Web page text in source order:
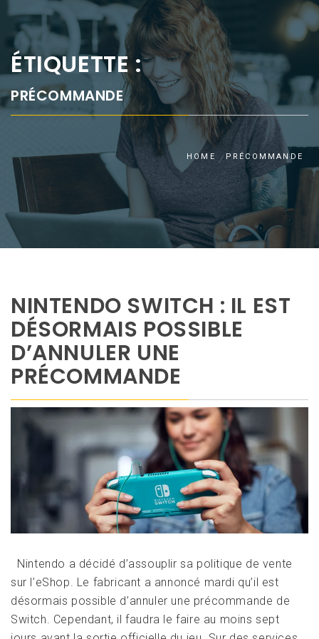
ÉTIQUETTE :
PRÉCOMMANDE
HOME PRÉCOMMANDE
NINTENDO SWITCH : IL EST
DÉSORMAIS POSSIBLE
D’ANNULER UNE
PRÉCOMMANDE
Nintendo a décidé d’assouplir sa politique de vente
sur l’eShop. Le fabricant a annoncé mardi qu’il est
désormais possible d’annuler une précommande de
Switch. Cependant, il faudra le faire au moins sept